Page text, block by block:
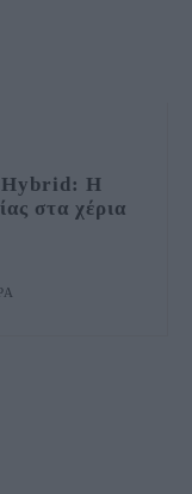
Hybrid: Η
στα χέρια